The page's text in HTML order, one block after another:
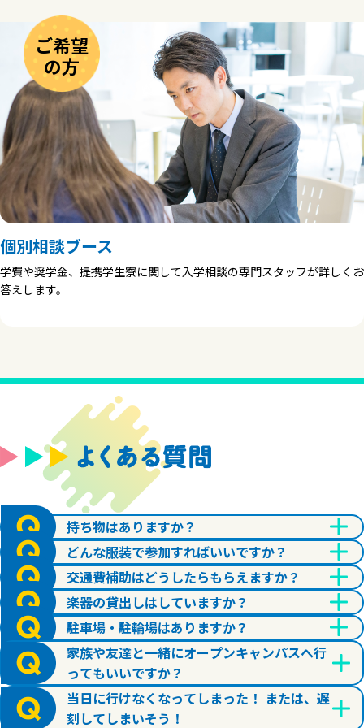
ご希望
の方
個別相談ブース
学費や奨学金、提携学生寮に関して入学相談の専門スタッフが詳しくお
答えします。
持ち物はありますか？
どんな服装で参加すればいいですか？
交通費補助はどうしたらもらえますか？
楽器の貸出しはしていますか？
駐車場・駐輪場はありますか？
家族や友達と一緒にオープンキャンパスへ行
ってもいいですか？
当日に行けなくなってしまった！ または、遅
刻してしまいそう！